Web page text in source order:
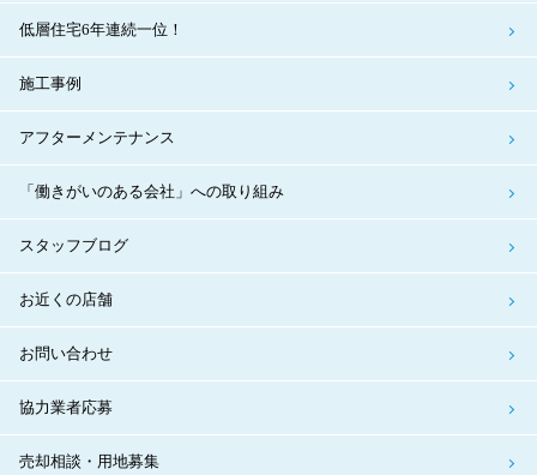
低層住宅6年連続一位！
施工事例
アフターメンテナンス
「働きがいのある会社」への取り組み
スタッフブログ
お近くの店舗
お問い合わせ
協力業者応募
売却相談・用地募集